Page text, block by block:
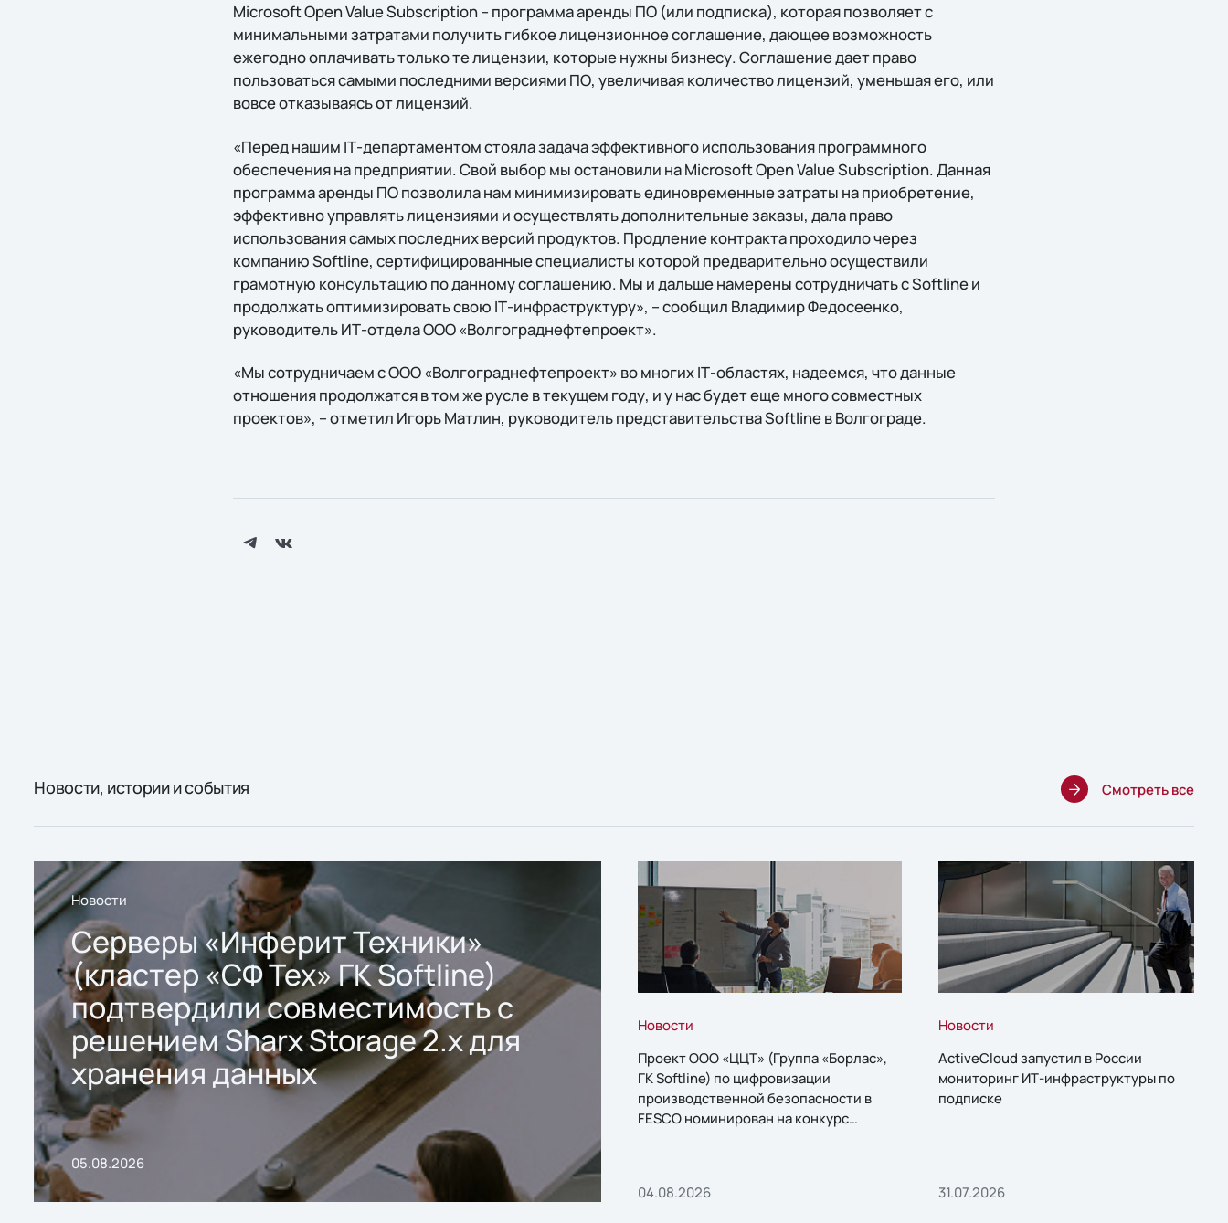
Microsoft Open Value Subscription – программа аренды ПО (или подписка), которая позволяет с
минимальными затратами получить гибкое лицензионное соглашение, дающее возможность
ежегодно оплачивать только те лицензии, которые нужны бизнесу. Соглашение дает право
пользоваться самыми последними версиями ПО, увеличивая количество лицензий, уменьшая его, или
вовсе отказываясь от лицензий.
«Перед нашим IТ-департаментом стояла задача эффективного использования программного
обеспечения на предприятии. Свой выбор мы остановили на Microsoft Open Value Subscription. Данная
программа аренды ПО позволила нам минимизировать единовременные затраты на приобретение,
эффективно управлять лицензиями и осуществлять дополнительные заказы, дала право
использования самых последних версий продуктов. Продление контракта проходило через
компанию Softline, сертифицированные специалисты которой предварительно осуществили
грамотную консультацию по данному соглашению. Мы и дальше намерены сотрудничать с Softline и
продолжать оптимизировать свою IТ-инфраструктуру», – сообщил Владимир Федосеенко,
руководитель ИТ-отдела ООО «Волгограднефтепроект».
«Мы сотрудничаем с ООО «Волгограднефтепроект» во многих IТ-областях, надеемся, что данные
отношения продолжатся в том же русле в текущем году, и у нас будет еще много совместных
проектов», – отметил Игорь Матлин, руководитель представительства Softline в Волгограде.
Новости, истории и события Смотреть все
Новости
Серверы «Инферит Техники»
(кластер «СФ Тех» ГК Softline)
подтвердили совместимость с
решением Sharx Storage 2.x для
хранения данных
05.08.2026
Новости
Проект ООО «ЦЦТ» (Группа «Борлас»,
ГК Softline) по цифровизации
производственной безопасности в
FESCO номинирован на конкурс
04.08.2026
Новости
ActiveCloud запустил в России
мониторинг ИТ-инфраструктуры по
подписке
31.07.2026